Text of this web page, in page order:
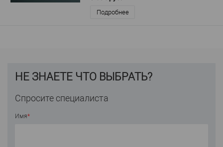
Подробнее
НЕ ЗНАЕТЕ ЧТО ВЫБРАТЬ?
Спросите специалиста
Имя*